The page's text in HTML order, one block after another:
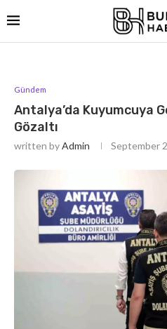
Gündem
Antalya’da Kuyumcuya
Gözaltı
written byAdmin September